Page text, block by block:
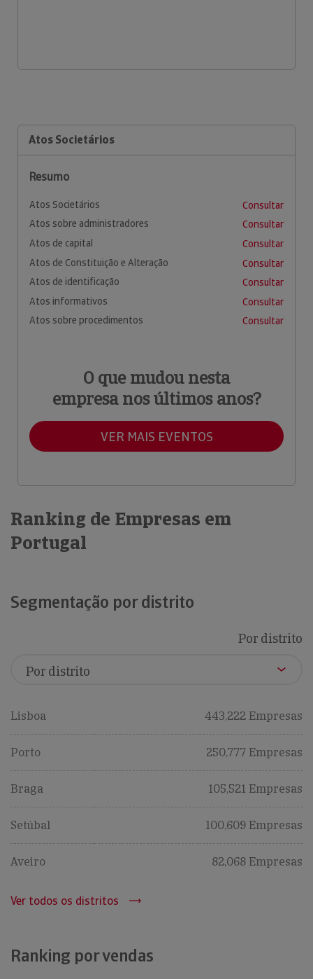
Atos Societários
Resumo
Atos Societários
Consultar
Atos sobre administradores
Consultar
Atos de capital
Consultar
Atos de Constituição e Alteração
Consultar
Atos de identificação
Consultar
Atos informativos
Consultar
Atos sobre procedimentos
Consultar
O que mudou nesta
empresa nos últimos anos?
VER MAIS EVENTOS
Ranking de Empresas em
Portugal
Segmentação por distrito
Por distrito
Lisboa 443,222 Empresas
Porto 250,777 Empresas
Braga 105,521 Empresas
Setúbal 100,609 Empresas
Aveiro 82,068 Empresas
Ver todos os distritos
Ranking por vendas